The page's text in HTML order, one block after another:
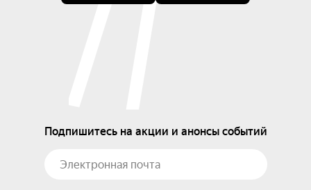
Подпишитесь на акции и анонсы событий